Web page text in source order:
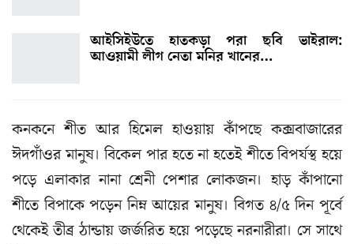
আইসিইউতে হাতকড়া পরা ছবি ভাইরাল:
আওয়ামী লীগ নেতা মনির খানের…
কনকনে শীত আর হিমেল হাওয়ায় কাঁপছে কক্সবাজারের
ঈদগাঁওর মানুষ। বিকেল পার হতে না হতেই শীতে বিপর্যস্থ হয়ে
পড়ে এলাকার নানা শ্রেনী পেশার লোকজন। হাড় কাঁপানো
শীতে বিপাকে পড়েন নিম্ন আয়ের মানুষ। বিগত ৪/৫ দিন পূর্বে
থেকেই তীব্র ঠান্ডায় জর্জরিত হয়ে পড়েছে নরনারীরা। সে সাথে